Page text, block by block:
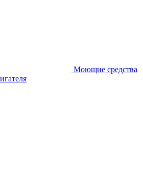
Моющие средства